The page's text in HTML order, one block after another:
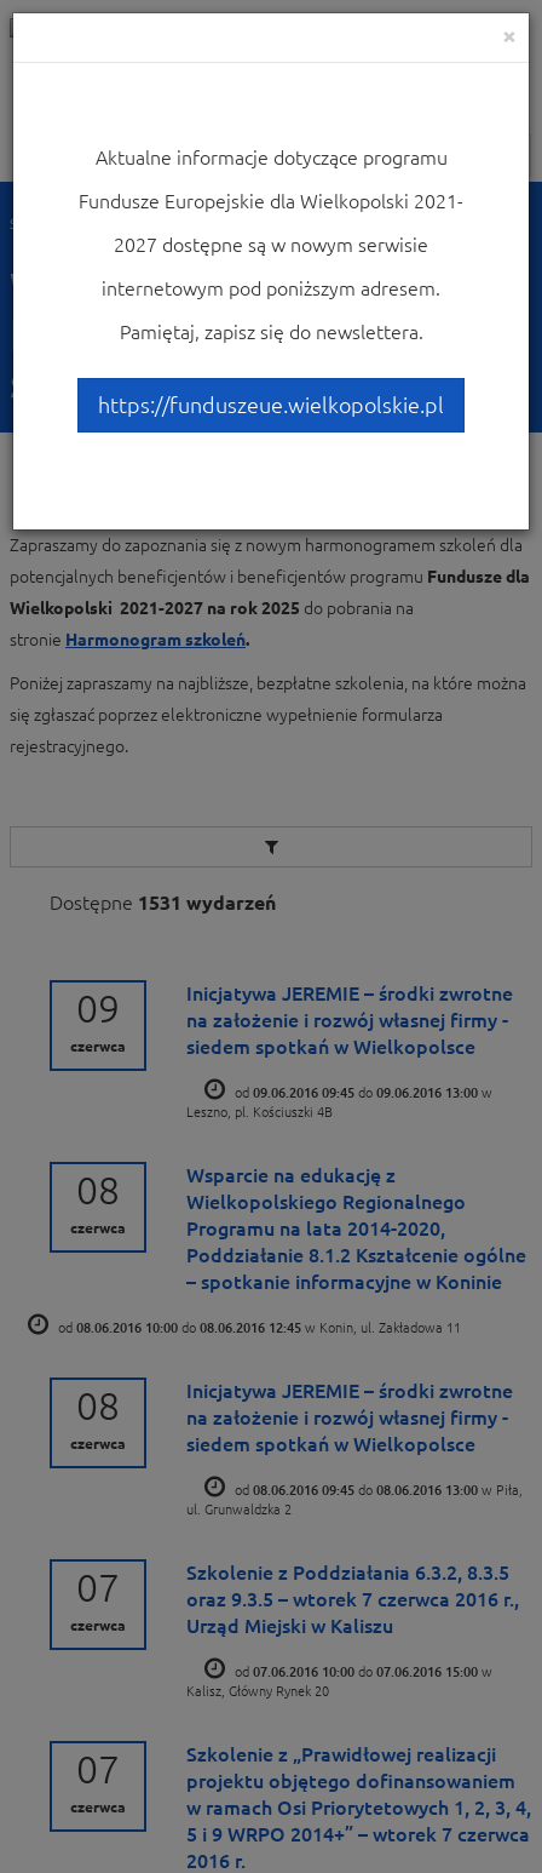
Nawigacja
Strona główna
Weź udział w
konferencjach i
szkoleniach
Zapraszamy do zapoznania się z nowym harmonogramem szkoleń dla
potencjalnych beneficjentów i beneficjentów programu Fundusze dla
Wielkopolski 2021-2027 na rok 2025 do pobrania na
stronie Harmonogram szkoleń.
Poniżej zapraszamy na najbliższe, bezpłatne szkolenia, na które można
się zgłaszać poprzez elektroniczne wypełnienie formularza
rejestracyjnego.
Dostępne 1531 wydarzeń
09
czerwca
Inicjatywa JEREMIE – środki zwrotne
na założenie i rozwój własnej firmy -
siedem spotkań w Wielkopolsce
od 09.06.2016 09:45 do 09.06.2016 13:00 w
Leszno, pl. Kościuszki 4B
08
czerwca
Wsparcie na edukację z
Wielkopolskiego Regionalnego
Programu na lata 2014-2020,
Poddziałanie 8.1.2 Kształcenie ogólne
– spotkanie informacyjne w Koninie
od 08.06.2016 10:00 do 08.06.2016 12:45 w Konin, ul. Zakładowa 11
08
czerwca
Inicjatywa JEREMIE – środki zwrotne
na założenie i rozwój własnej firmy -
siedem spotkań w Wielkopolsce
od 08.06.2016 09:45 do 08.06.2016 13:00 w Piła,
ul. Grunwaldzka 2
07
czerwca
Szkolenie z Poddziałania 6.3.2, 8.3.5
oraz 9.3.5 – wtorek 7 czerwca 2016 r.,
Urząd Miejski w Kaliszu
od 07.06.2016 10:00 do 07.06.2016 15:00 w
Kalisz, Główny Rynek 20
07
czerwca
Szkolenie z „Prawidłowej realizacji
projektu objętego dofinansowaniem
w ramach Osi Priorytetowych 1, 2, 3, 4,
5 i 9 WRPO 2014+” – wtorek 7 czerwca
2016 r.
×
Aktualne informacje dotyczące programu
Fundusze Europejskie dla Wielkopolski 2021-
2027 dostępne są w nowym serwisie
internetowym pod poniższym adresem.
Pamiętaj, zapisz się do newslettera.
https://funduszeue.wielkopolskie.pl